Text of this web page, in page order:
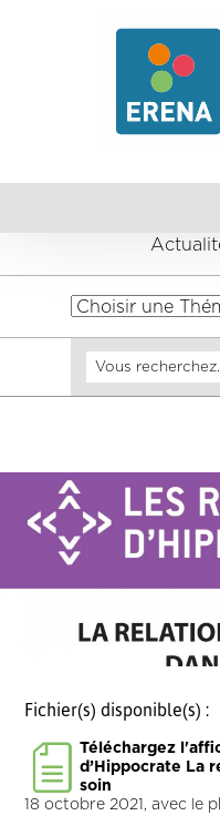
Fichier(s) disponible(s) :
Téléchargez
d’Hippocrate La
soin
18 octobre 2021, avec le